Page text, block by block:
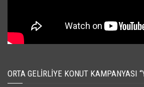
ORTA GELIRLIYE KONUT KAMPANYASI